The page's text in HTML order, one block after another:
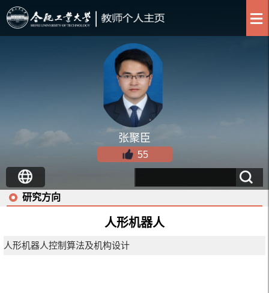
张聚臣
55
研究方向
人形机器人
人形机器人控制算法及机构设计